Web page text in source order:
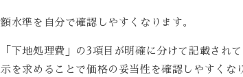
水準を自分で確認しやすくなります。
下地処理費」の3項目が明確に分けて記載され
を求めることで価格の妥当性を確認しやすくな